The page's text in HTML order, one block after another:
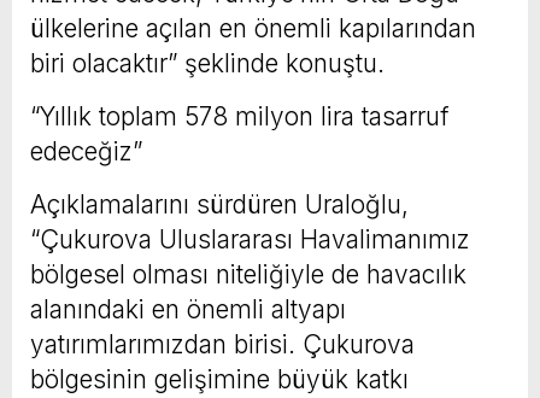
ülkelerine açılan en önemli kapılarından
biri olacaktır” şeklinde konuştu.
“Yıllık toplam 578 milyon lira tasarruf
edeceğiz”
Açıklamalarını sürdüren Uraloğlu,
“Çukurova Uluslararası Havalimanımız
bölgesel olması niteliğiyle de havacılık
alanındaki en önemli altyapı
yatırımlarımızdan birisi. Çukurova
bölgesinin gelişimine büyük katkı